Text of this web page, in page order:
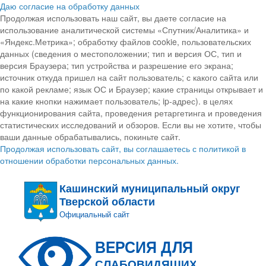
Даю согласие на обработку данных
Продолжая использовать наш сайт, вы даете согласие на
использование аналитической системы «Спутник/Аналитика» и
«Яндекс.Метрика»; обработку файлов cookie, пользовательских
данных (сведения о местоположении; тип и версия ОС, тип и
версия Браузера; тип устройства и разрешение его экрана;
источник откуда пришел на сайт пользователь; с какого сайта или
по какой рекламе; язык ОС и Браузер; какие страницы открывает и
на какие кнопки нажимает пользователь; ip-адрес). в целях
функционирования сайта, проведения ретаргетинга и проведения
статистических исследований и обзоров. Если вы не хотите, чтобы
ваши данные обрабатывались, покиньте сайт.
Продолжая использовать сайт, вы соглашаетесь с политикой в
отношении обработки персональных данных.